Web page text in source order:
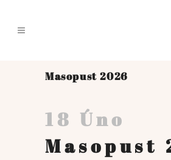
Masopust 2026
18 Úno
Masopust